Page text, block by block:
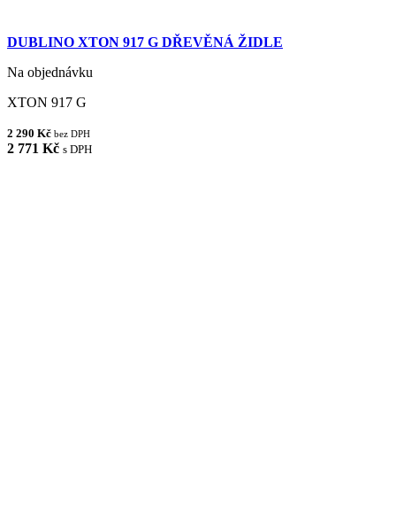
DUBLINO XTON 917 G DŘEVĚNÁ ŽIDLE
Na objednávku
XTON 917 G
2 290 Kč bez DPH
2 771 Kč s DPH